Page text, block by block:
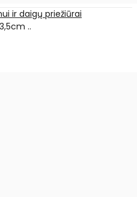
ir daigų priežiūrai
..